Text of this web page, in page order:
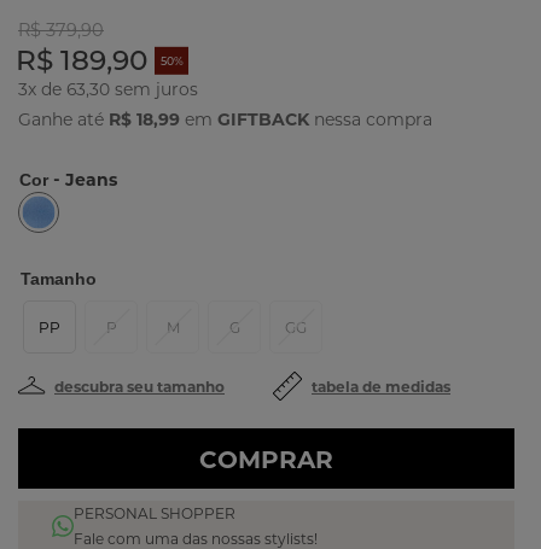
R$ 379,90
R$ 189,90 50%
3x de 63,30
Ganhe até R$ 18,99 em GIFTBACK nessa compra
Cor - Jeans
Tamanho
PP P M G GG
descubra seu tamanho tabela de medidas
COMPRAR
PERSONAL SHOPPER
Fale com uma das nossas stylists!